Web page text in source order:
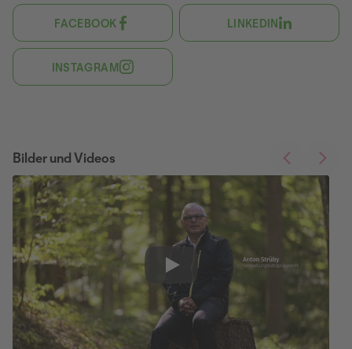
FACEBOOK LINKEDIN
INSTAGRAM
Play
Bilder und Videos